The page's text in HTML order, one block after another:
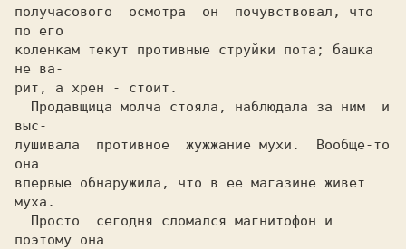
получасового  осмотра  он  почувствовал, что
по его
коленкам текут противные струйки пота; башка
не ва-
рит, а хрен - стоит.
выс-
лушивала  противное  жужжание мухи.  Вообще-то
она
впервые обнаружила, что в ее магазине живет
муха.
поэтому она